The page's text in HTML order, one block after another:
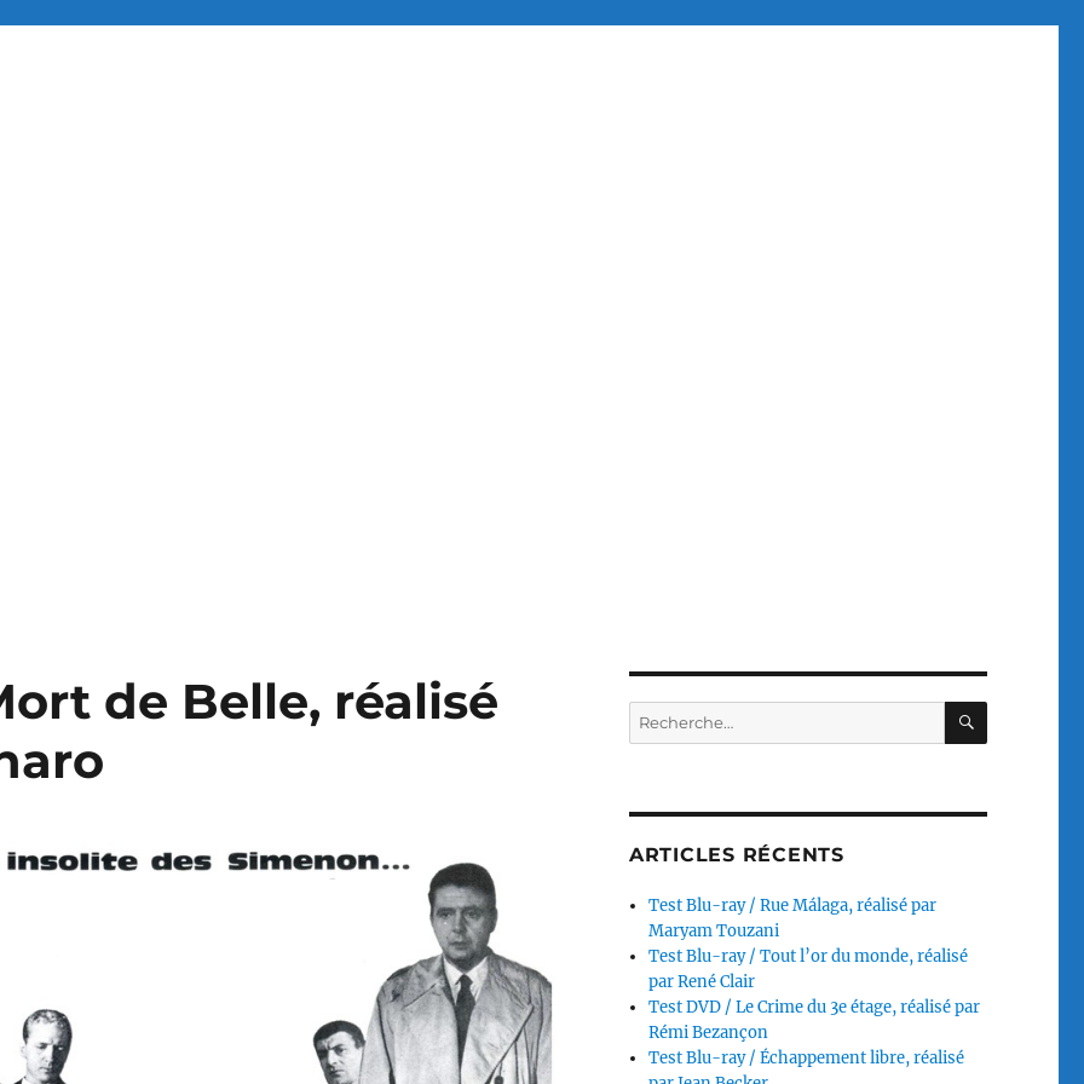
de Belle, réalisé
Recherche
pour :
ARTICLES RÉCENTS
Test Blu-ray / Rue Málaga, réalisé par
Maryam Touzani
Test Blu-ray / Tout l’or du monde, réalisé
par René Clair
Test DVD / Le Crime du 3e étage, réalisé par
Rémi Bezançon
Test Blu-ray / Échappement libre, réalisé